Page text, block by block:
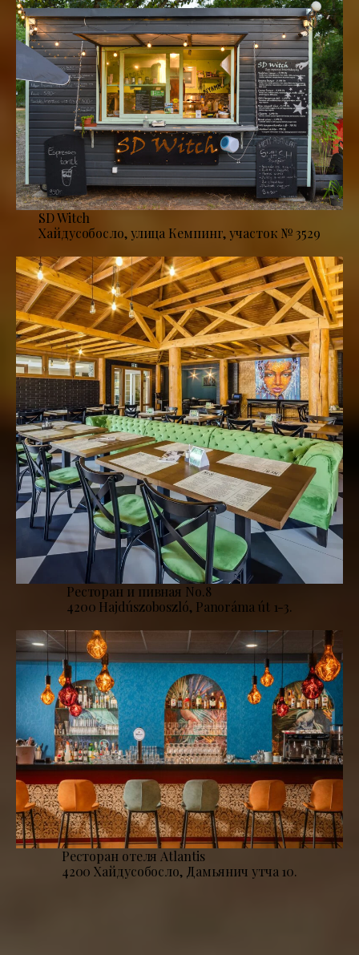
SD Witch
Хайдусобосло, улица Кемпинг, участок № 3529
Ресторан и пивная No.8
4200 Hajdúszoboszló, Panoráma út 1-3.
Ресторан отеля Atlantis
4200 Хайдусобосло, Дамьянич утча 10.